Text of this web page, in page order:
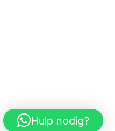
Hulp nodig?